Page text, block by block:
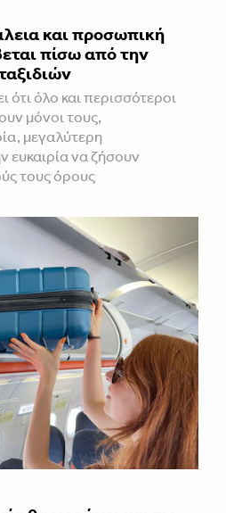
και προσωπική
πίσω από την
ότι όλο και περισσότεροι
μόνοι τους,
μεγαλύτερη
ευκαιρία να ζήσουν
τους όρους